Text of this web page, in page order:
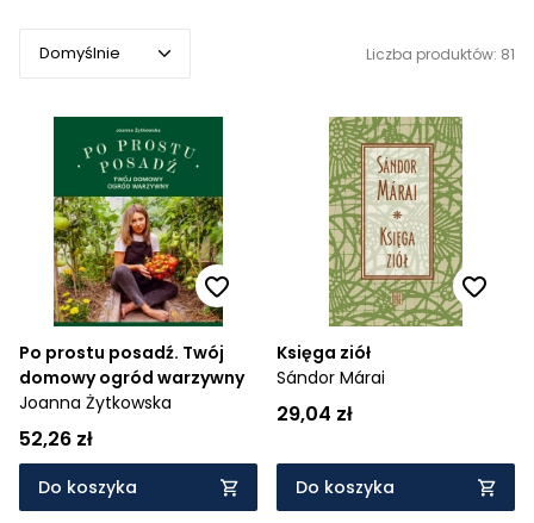
Domyślnie
Domyślnie
Popularne
Cena rosnąco
Cena malejąco
Od najnowszych
Od najstarszych
Liczba produktów: 81
Po prostu posadź. Twój
domowy ogród warzywny
Joanna Żytkowska
52,26 zł
Do koszyka
Księga ziół
Sándor Márai
29,04 zł
Do koszyka